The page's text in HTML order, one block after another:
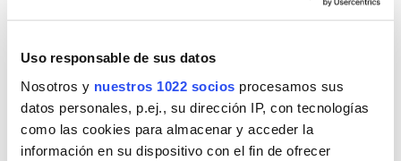
Uso responsable de sus datos
Nosotros y nuestros 1022 socios procesamos sus
datos personales, p.ej., su dirección IP, con tecnologías
como las cookies para almacenar y acceder la
información en su dispositivo con el fin de ofrecer
energético.Si cuentas con el servicio de
instaladores de paneles solares, te ayudarán a
sobre la regulación que aplica, solicitar una
licencia de obra y certificar la instalación
energética. Esto facilitará y agilizará todos el